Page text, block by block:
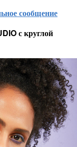
сообщение
с круглой